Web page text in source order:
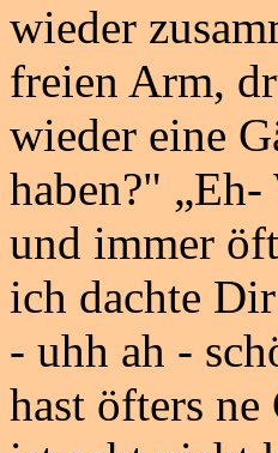
wieder
freien Arm,
wieder eine
haben?"
und immer
ich dachte
- uhh ah -
hast öfters